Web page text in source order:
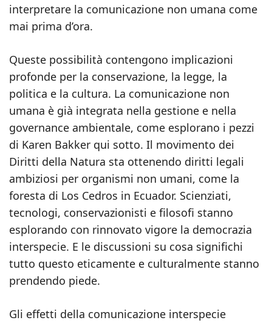
interpretare la comunicazione non umana come
mai prima d’ora.
Queste possibilità contengono implicazioni
profonde per la conservazione, la legge, la
politica e la cultura. La comunicazione non
umana è già integrata nella gestione e nella
governance ambientale, come esplorano i pezzi
di Karen Bakker qui sotto. Il movimento dei
Diritti della Natura sta ottenendo diritti legali
ambiziosi per organismi non umani, come la
foresta di Los Cedros in Ecuador. Scienziati,
tecnologi, conservazionisti e filosofi stanno
esplorando con rinnovato vigore la democrazia
interspecie. E le discussioni su cosa significhi
tutto questo eticamente e culturalmente stanno
prendendo piede.
Gli effetti della comunicazione interspecie